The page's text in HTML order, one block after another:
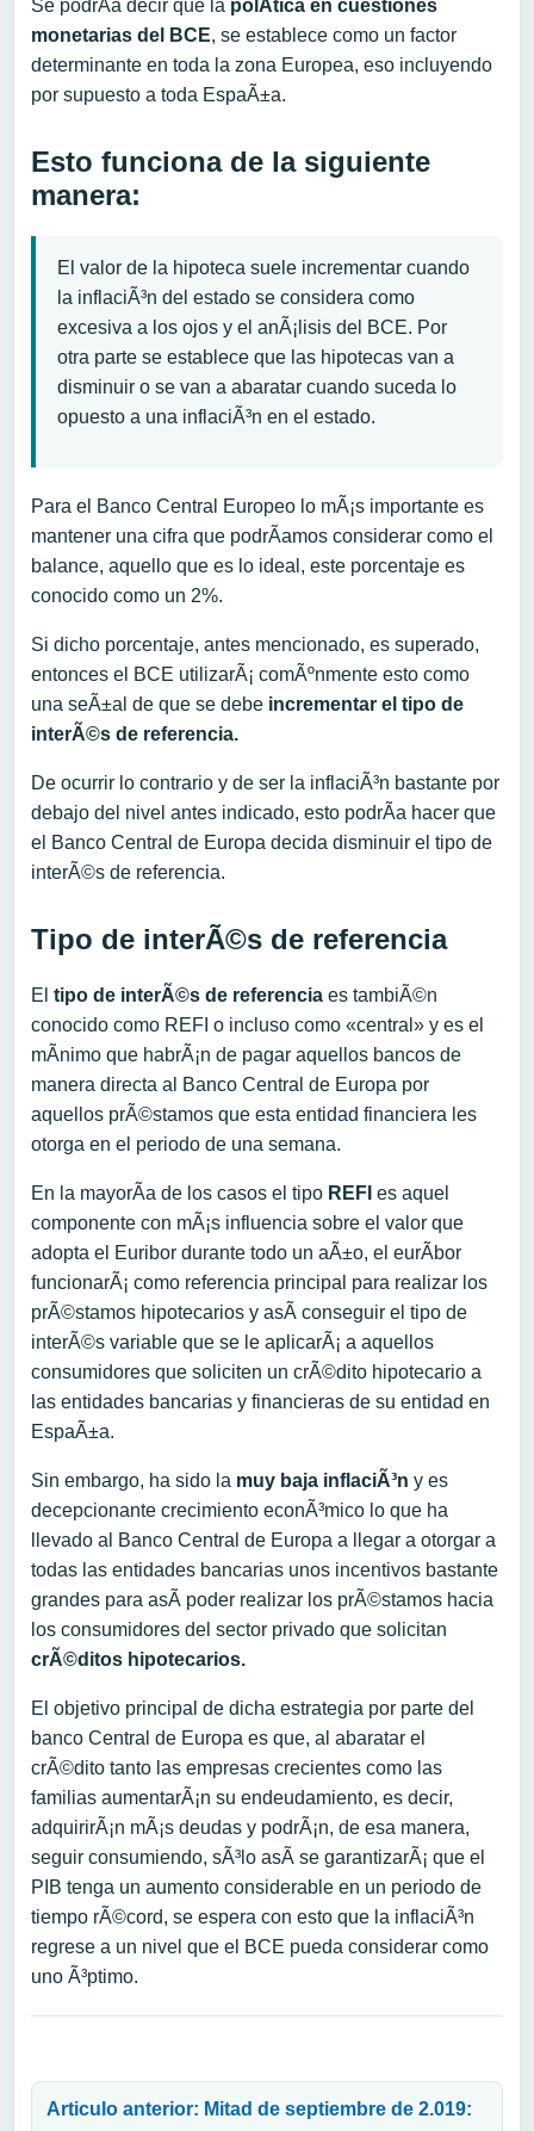
Se podrÃ­a decir que la polÃ­tica en cuestiones
monetarias del BCE, se establece como un factor
determinante en toda la zona Europea, eso incluyendo
por supuesto a toda EspaÃ±a.
Esto funciona de la siguiente
manera:
El valor de la hipoteca suele incrementar cuando
la inflaciÃ³n del estado se considera como
excesiva a los ojos y el anÃ¡lisis del BCE. Por
otra parte se establece que las hipotecas van a
disminuir o se van a abaratar cuando suceda lo
opuesto a una inflaciÃ³n en el estado.
Para el Banco Central Europeo lo mÃ¡s importante es
mantener una cifra que podrÃ­amos considerar como el
balance, aquello que es lo ideal, este porcentaje es
conocido como un 2%.
Si dicho porcentaje, antes mencionado, es superado,
entonces el BCE utilizarÃ¡ comÃºnmente esto como
una seÃ±al de que se debe incrementar el tipo de
interÃ©s de referencia.
De ocurrir lo contrario y de ser la inflaciÃ³n bastante por
debajo del nivel antes indicado, esto podrÃ­a hacer que
el Banco Central de Europa decida disminuir el tipo de
interÃ©s de referencia.
Tipo de interÃ©s de referencia
El tipo de interÃ©s de referencia es tambiÃ©n
conocido como REFI o incluso como «central» y es el
mÃ­nimo que habrÃ¡n de pagar aquellos bancos de
manera directa al Banco Central de Europa por
aquellos prÃ©stamos que esta entidad financiera les
otorga en el periodo de una semana.
En la mayorÃ­a de los casos el tipo REFI es aquel
componente con mÃ¡s influencia sobre el valor que
adopta el Euribor durante todo un aÃ±o, el eurÃ­bor
funcionarÃ¡ como referencia principal para realizar los
prÃ©stamos hipotecarios y asÃ­ conseguir el tipo de
interÃ©s variable que se le aplicarÃ¡ a aquellos
consumidores que soliciten un crÃ©dito hipotecario a
las entidades bancarias y financieras de su entidad en
EspaÃ±a.
Sin embargo, ha sido la muy baja inflaciÃ³n y es
decepcionante crecimiento econÃ³mico lo que ha
llevado al Banco Central de Europa a llegar a otorgar a
todas las entidades bancarias unos incentivos bastante
grandes para asÃ­ poder realizar los prÃ©stamos hacia
los consumidores del sector privado que solicitan
crÃ©ditos hipotecarios.
El objetivo principal de dicha estrategia por parte del
banco Central de Europa es que, al abaratar el
crÃ©dito tanto las empresas crecientes como las
familias aumentarÃ¡n su endeudamiento, es decir,
adquirirÃ¡n mÃ¡s deudas y podrÃ¡n, de esa manera,
seguir consumiendo, sÃ³lo asÃ­ se garantizarÃ¡ que el
PIB tenga un aumento considerable en un periodo de
tiempo rÃ©cord, se espera con esto que la inflaciÃ³n
regrese a un nivel que el BCE pueda considerar como
uno Ã³ptimo.
Articulo anterior: Mitad de septiembre de 2.019: